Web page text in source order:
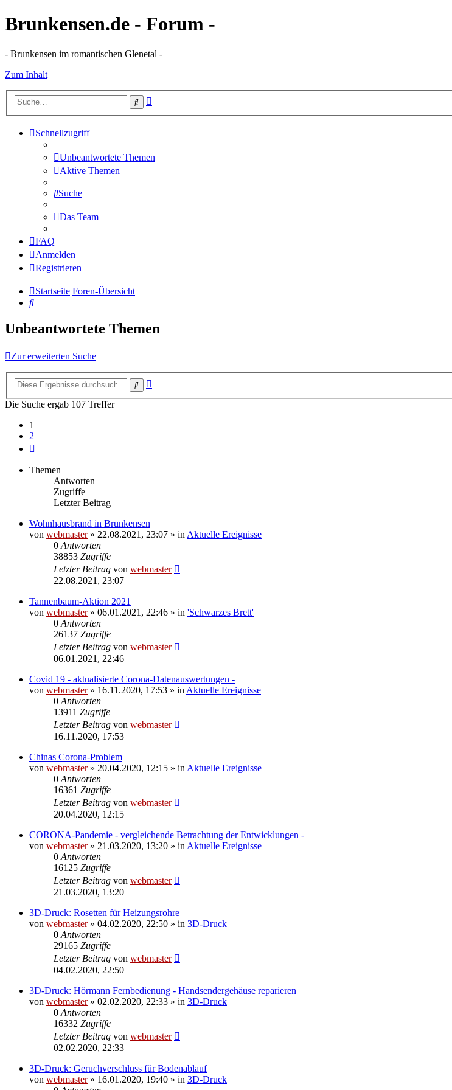
Brunkensen.de - Forum -
- Brunkensen im romantischen Glenetal -
Zum Inhalt
Suche
Schnellzugriff
Unbeantwortete Themen
Aktive Themen
Suche
Das Team
FAQ
Anmelden
Registrieren
Startseite Foren-Übersicht
Suche
Unbeantwortete Themen
Zur erweiterten Suche
Suche
Die Suche ergab 107 Treffer
1
2
Themen
Antworten
Zugriffe
Letzter Beitrag
Wohnhausbrand in Brunkensen
von webmaster» 22.08.2021, 23:07 » in Aktuelle Ereignisse
0 Antworten
38853 Zugriffe
Letzter Beitrag von webmaster
22.08.2021, 23:07
Tannenbaum-Aktion 2021
von webmaster» 06.01.2021, 22:46 » in 'Schwarzes Brett'
0 Antworten
26137 Zugriffe
Letzter Beitrag von webmaster
06.01.2021, 22:46
Covid 19 - aktualisierte Corona-Datenauswertungen -
von webmaster» 16.11.2020, 17:53 » in Aktuelle Ereignisse
0 Antworten
13911 Zugriffe
Letzter Beitrag von webmaster
16.11.2020, 17:53
Chinas Corona-Problem
von webmaster» 20.04.2020, 12:15 » in Aktuelle Ereignisse
0 Antworten
16361 Zugriffe
Letzter Beitrag von webmaster
20.04.2020, 12:15
CORONA-Pandemie - vergleichende Betrachtung der Entwicklungen -
von webmaster» 21.03.2020, 13:20 » in Aktuelle Ereignisse
0 Antworten
16125 Zugriffe
Letzter Beitrag von webmaster
21.03.2020, 13:20
3D-Druck: Rosetten für Heizungsrohre
von webmaster» 04.02.2020, 22:50 » in 3D-Druck
0 Antworten
29165 Zugriffe
Letzter Beitrag von webmaster
04.02.2020, 22:50
3D-Druck: Hörmann Fernbedienung - Handsendergehäuse reparieren
von webmaster» 02.02.2020, 22:33 » in 3D-Druck
0 Antworten
16332 Zugriffe
Letzter Beitrag von webmaster
02.02.2020, 22:33
3D-Druck: Geruchverschluss für Bodenablauf
von webmaster» 16.01.2020, 19:40 » in 3D-Druck